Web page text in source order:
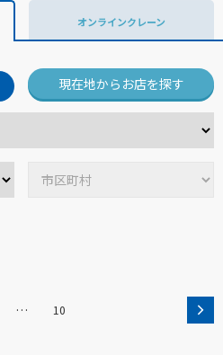
オンラインクレーン
現在地からお店を探す
… 10